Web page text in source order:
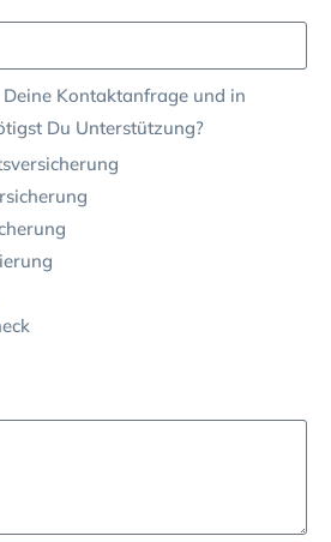
Kontaktanfrage und in
Du Unterstützung?